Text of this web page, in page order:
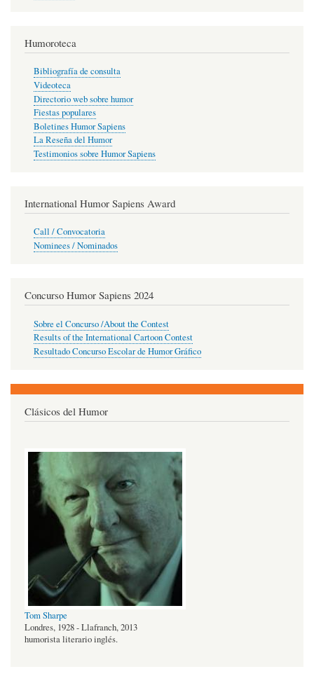
Humoroteca
Bibliografía de consulta
Videoteca
Directorio web sobre humor
Fiestas populares
Boletines Humor Sapiens
La Reseña del Humor
Testimonios sobre Humor Sapiens
International Humor Sapiens Award
Call / Convocatoria
Nominees / Nominados
Concurso Humor Sapiens 2024
Sobre el Concurso /About the Contest
Results of the International Cartoon Contest
Resultado Concurso Escolar de Humor Gráfico
Clásicos del Humor
Tom Sharpe
Londres, 1928 - Llafranch, 2013
humorista literario inglés.